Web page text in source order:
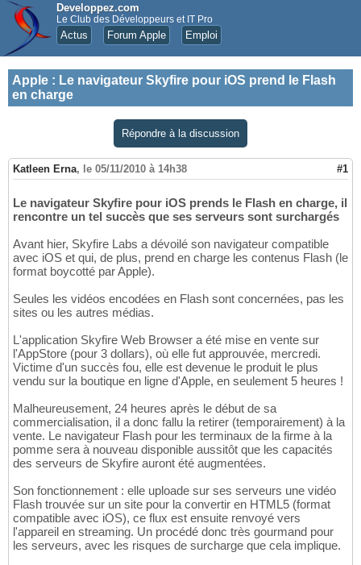
Developpez.com
Le Club des Développeurs et IT Pro
Actus Forum Apple Emploi
Apple : Le navigateur Skyfire pour iOS prend le Flash
en charge
Répondre à la discussion
Katleen Erna, le 05/11/2010 à 14h38 #1
Le navigateur Skyfire pour iOS prends le Flash en charge, il
rencontre un tel succès que ses serveurs sont surchargés
Avant hier, Skyfire Labs a dévoilé son navigateur compatible
avec iOS et qui, de plus, prend en charge les contenus Flash (le
format boycotté par Apple).
Seules les vidéos encodées en Flash sont concernées, pas les
sites ou les autres médias.
L'application Skyfire Web Browser a été mise en vente sur
l'AppStore (pour 3 dollars), où elle fut approuvée, mercredi.
Victime d'un succès fou, elle est devenue le produit le plus
vendu sur la boutique en ligne d'Apple, en seulement 5 heures !
Malheureusement, 24 heures après le début de sa
commercialisation, il a donc fallu la retirer (temporairement) à la
vente. Le navigateur Flash pour les terminaux de la firme à la
pomme sera à nouveau disponible aussitôt que les capacités
des serveurs de Skyfire auront été augmentées.
Son fonctionnement : elle uploade sur ses serveurs une vidéo
Flash trouvée sur un site pour la convertir en HTML5 (format
compatible avec iOS), ce flux est ensuite renvoyé vers
l'appareil en streaming. Un procédé donc très gourmand pour
les serveurs, avec les risques de surcharge que cela implique.